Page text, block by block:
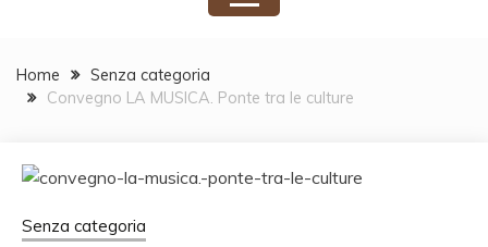
Home
Senza categoria
Convegno LA MUSICA. Ponte tra le culture
Senza categoria